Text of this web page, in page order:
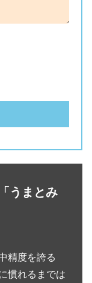
うまとみ
精度を誇る
慣れるまでは